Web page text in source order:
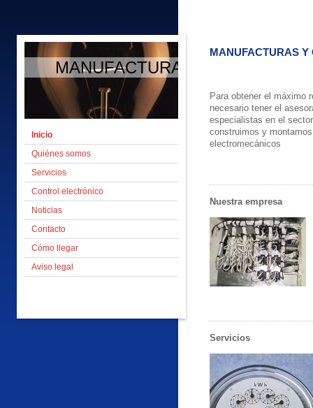
MANUFACTURAS Y
Inicio
Quiénes somos
Servicios
Control electrónico
Noticias
Contacto
Cómo llegar
Aviso legal
MANUFACTURAS Y
Para obtener el máximo
necesario tener el
especialistas en el
construimos y
electromecánicos
Nuestra empresa
Servicios